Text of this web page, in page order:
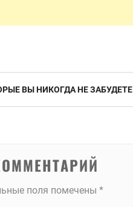
ВЫ НИКОГДА НЕ ЗАБУДЕТЕ
поля помечены *